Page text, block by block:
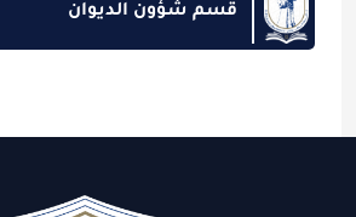
قسم شؤون الديوان